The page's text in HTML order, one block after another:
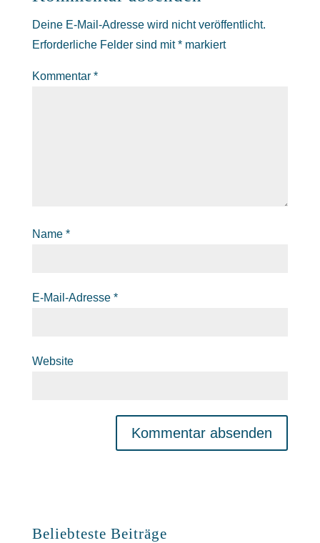
Deine E-Mail-Adresse wird nicht veröffentlicht.
Erforderliche Felder sind mit*markiert
Kommentar *
Name *
E-Mail-Adresse *
Website
Beliebteste Beiträge